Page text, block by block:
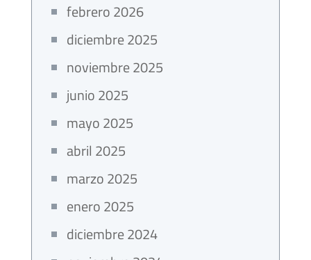
febrero 2026
diciembre 2025
noviembre 2025
junio 2025
mayo 2025
abril 2025
marzo 2025
enero 2025
diciembre 2024